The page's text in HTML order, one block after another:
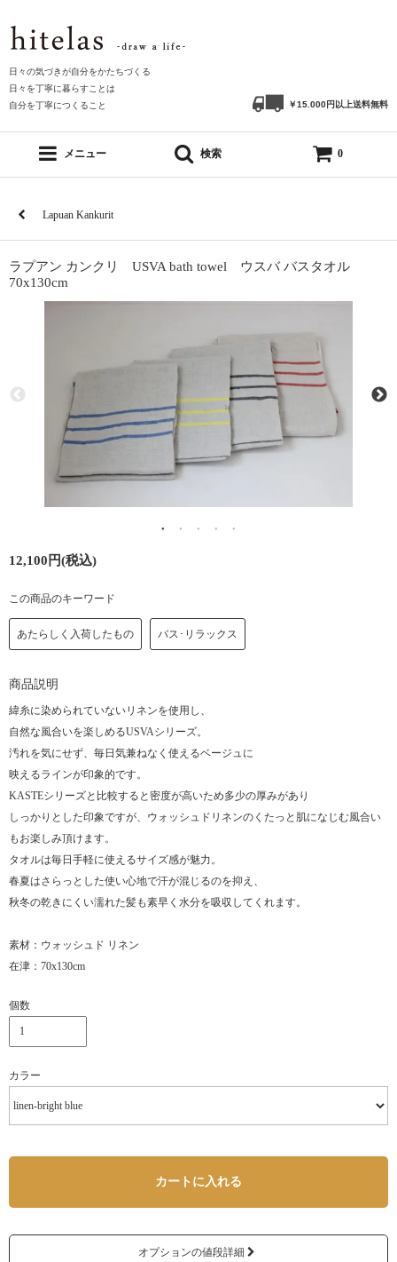
日々の気づきが自分をかたちづくる
日々を丁寧に暮らすことは
自分を丁寧につくること
￥15.000円以上送料無料
メニュー 検索 0
Lapuan Kankurit
ラプアン カンクリ USVA bath towel ウスバ バスタオル
70x130cm
12,100円(税込)
この商品のキーワード
あたらしく入荷したもの バス･リラックス
商品説明
緯糸に染められていないリネンを使用し、
自然な風合いを楽しめるUSVAシリーズ。
汚れを気にせず、毎日気兼ねなく使えるベージュに
映えるラインが印象的です。
KASTEシリーズと比較すると密度が高いため多少の厚みがあり
しっかりとした印象ですが、ウォッシュドリネンのくたっと肌になじむ風合い
もお楽しみ頂けます。
タオルは毎日手軽に使えるサイズ感が魅力。
春夏はさらっとした使い心地で汗が混じるのを抑え、
秋冬の乾きにくい濡れた髪も素早く水分を吸収してくれます。
素材：ウォッシュド リネン
在津：70x130cm
個数
カラー
カートに入れる
オプションの値段詳細